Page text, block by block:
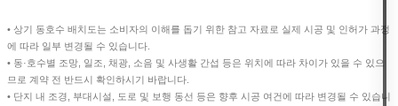
• 상기 동호수 배치도는 소비자의 이해를 돕기 위한 참고 자료로 실제 시공 및 인허가 과정
에 따라 일부 변경될 수 있습니다.
• 동·호수별 조망, 일조, 채광, 소음 및 사생활 간섭 등은 위치에 따라 차이가 있을 수 있으
므로 계약 전 반드시 확인하시기 바랍니다.
• 단지 내 조경, 부대시설, 도로 및 보행 동선 등은 향후 시공 여건에 따라 변경될 수 있습니